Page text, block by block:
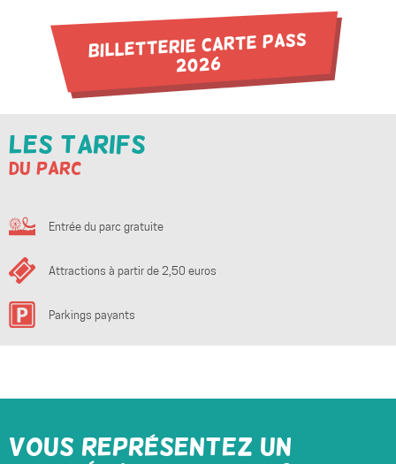
Billetterie Carte Pass
2026
Les tarifs
du parc
Entrée du parc gratuite
Attractions à partir de 2,50 euros
Parkings payants
Vous représentez un